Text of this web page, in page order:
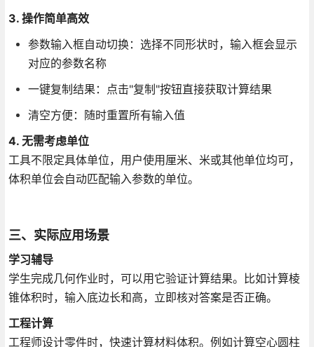
3. 操作简单高效
参数输入框自动切换：选择不同形状时，输入框会显示
对应的参数名称
一键复制结果：点击"复制"按钮直接获取计算结果
清空方便：随时重置所有输入值
4. 无需考虑单位
工具不限定具体单位，用户使用厘米、米或其他单位均可，
体积单位会自动匹配输入参数的单位。
三、实际应用场景
学习辅导
学生完成几何作业时，可以用它验证计算结果。比如计算棱
锥体积时，输入底边长和高，立即核对答案是否正确。
工程计算
工程师设计零件时，快速计算材料体积。例如计算空心圆柱